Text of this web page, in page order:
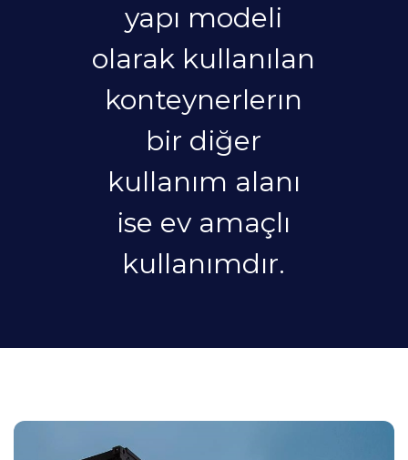
yapı modeli
olarak kullanılan
konteynerlerın
bir diğer
kullanım alanı
ise ev amaçlı
kullanımdır.